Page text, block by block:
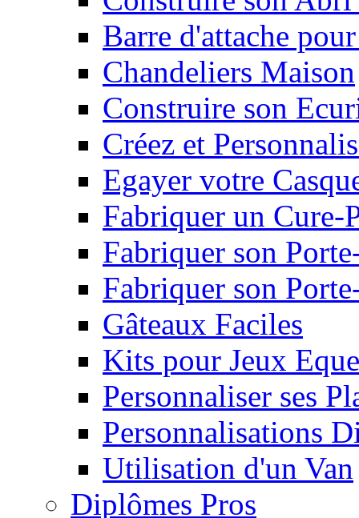
Barre d'attache
Chandeliers Maison
Construire son
Créez et
Egayer votre
Fabriquer un Cure-
Fabriquer son
Fabriquer son
Gâteaux Faciles
Kits pour Jeux
Personnaliser ses
Personnalisations
Utilisation d'un Van
Diplômes Pros